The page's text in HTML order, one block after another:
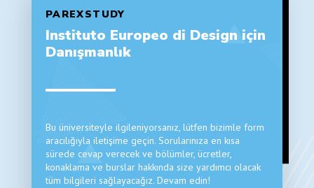
PAREXSTUDY
Instituto Europeo di Design için
Danışmanlık
Bu üniversiteyle ilgileniyorsanız, lütfen bizimle form
aracılığıyla iletişime geçin. Sorularınıza en kısa
sürede cevap verecek ve bölümler, ücretler,
konaklama ve burslar hakkında size yardımcı olacak
tüm bilgileri sağlayacağız. Devam edin!